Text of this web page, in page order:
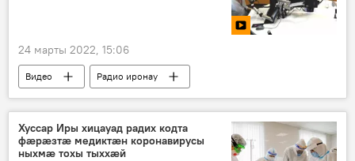
24 марты 2022, 15:06
Видео Радио иронау
Хуссар Иры хицауад радих кодта
фæрæзтæ медиктæн коронавирусы
ныхмæ тохы тыххæй